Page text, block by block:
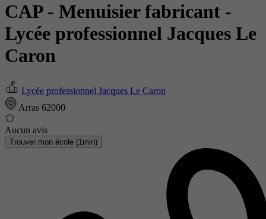
CAP - Menuisier fabricant -
Lycée professionnel Jacques Le
Caron
Lycée professionnel Jacques Le Caron
Arras 62000
Aucun avis
Trouver mon école (1min)